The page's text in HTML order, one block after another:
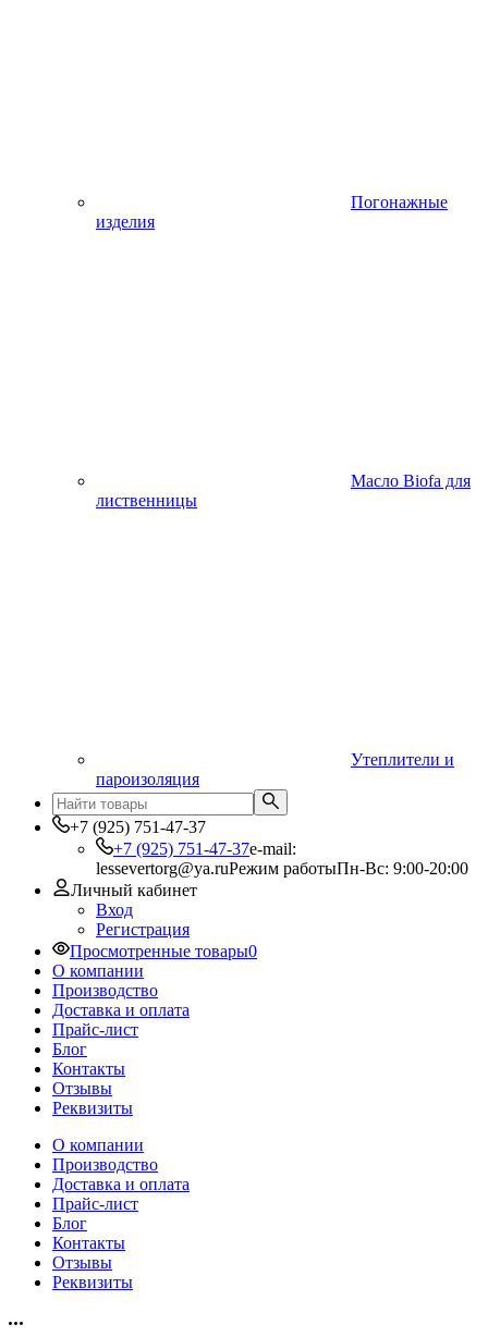
Погонажные
изделия
Масло Biofa для
лиственницы
Утеплители и
пароизоляция
+7 (925) 751-47-37
+7 (925) 751-47-37e-mail:
lessevertorg@ya.ruРежим работыПн-Вс: 9:00-20:00
Личный кабинет
Вход
Регистрация
Просмотренные товары0
О компании
Производство
Доставка и оплата
Прайс-лист
Блог
Контакты
Отзывы
Реквизиты
О компании
Производство
Доставка и оплата
Прайс-лист
Блог
Контакты
Отзывы
Реквизиты